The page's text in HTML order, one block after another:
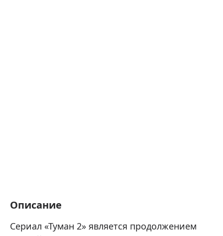
Описание
Сериал «Туман 2» является продолжением